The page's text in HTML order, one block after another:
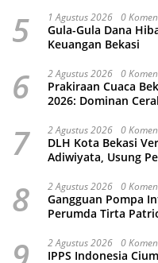
5 1 Agustus 2026 0
Gula-Gula Dana
Keuangan Bekasi
6 2 Agustus 2026 0
Prakiraan Cuaca
2026: Dominan
7 2 Agustus 2026 0
DLH Kota Bekasi
Adiwiyata, Usung
8 2 Agustus 2026 0
Gangguan Pompa
Perumda Tirta
2 Agustus 2026 0
IPPS Indonesia